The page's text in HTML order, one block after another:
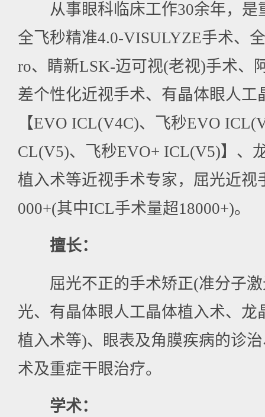
从事眼科临床工作30余年，是
全飞秒精准4.0-VISULYZE手术、
ro、睛新LSK-迈可视(老视)手术、
差个性化近视手术、有晶体眼人工
【EVO ICL(V4C)、飞秒EVO
CL(V5)、飞秒EVO+ ICL(V5)】、
植入术等近视手术专家，屈光近视
000+(其中ICL手术量超18000+)。
擅长：
屈光不正的手术矫正(准分子激
光、有晶体眼人工晶体植入术、龙
植入术等)、眼表及角膜疾病的诊
术及重症干眼治疗。
学术：